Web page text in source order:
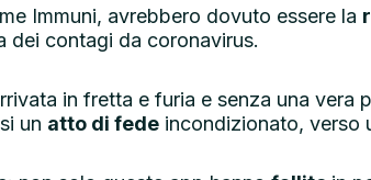
Immuni, avrebbero dovuto essere la
dei contagi da coronavirus.
in fretta e furia e senza una
un atto di fede incondizionato, verso